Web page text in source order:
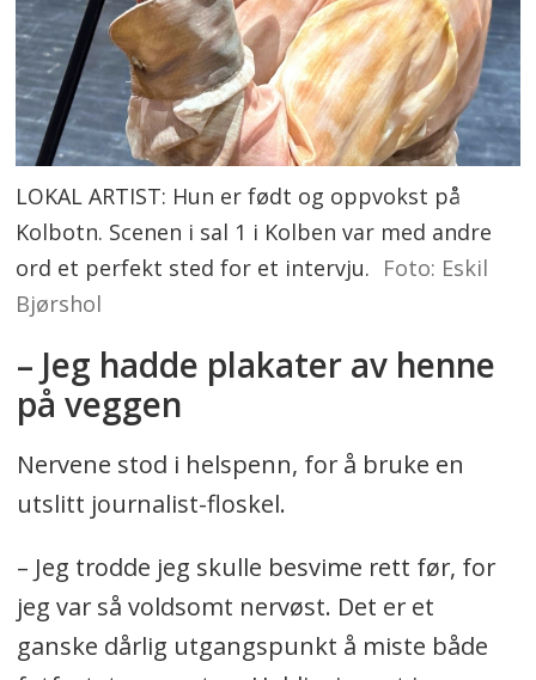
LOKAL ARTIST: Hun er født og oppvokst på
Kolbotn. Scenen i sal 1 i Kolben var med andre
ord et perfekt sted for et intervju. Foto: Eskil
Bjørshol
– Jeg hadde plakater av henne
på veggen
Nervene stod i helspenn, for å bruke en
utslitt journalist-floskel.
– Jeg trodde jeg skulle besvime rett før, for
jeg var så voldsomt nervøst. Det er et
ganske dårlig utgangspunkt å miste både